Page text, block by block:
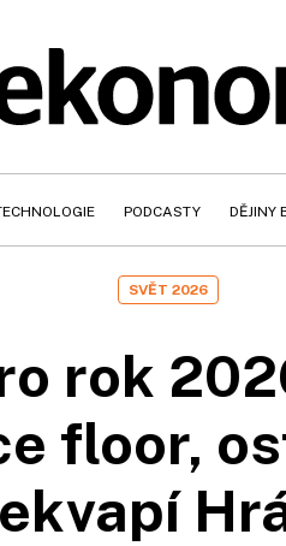
PODCASTY DĚJINY
SVĚT 2026
rok
floor,